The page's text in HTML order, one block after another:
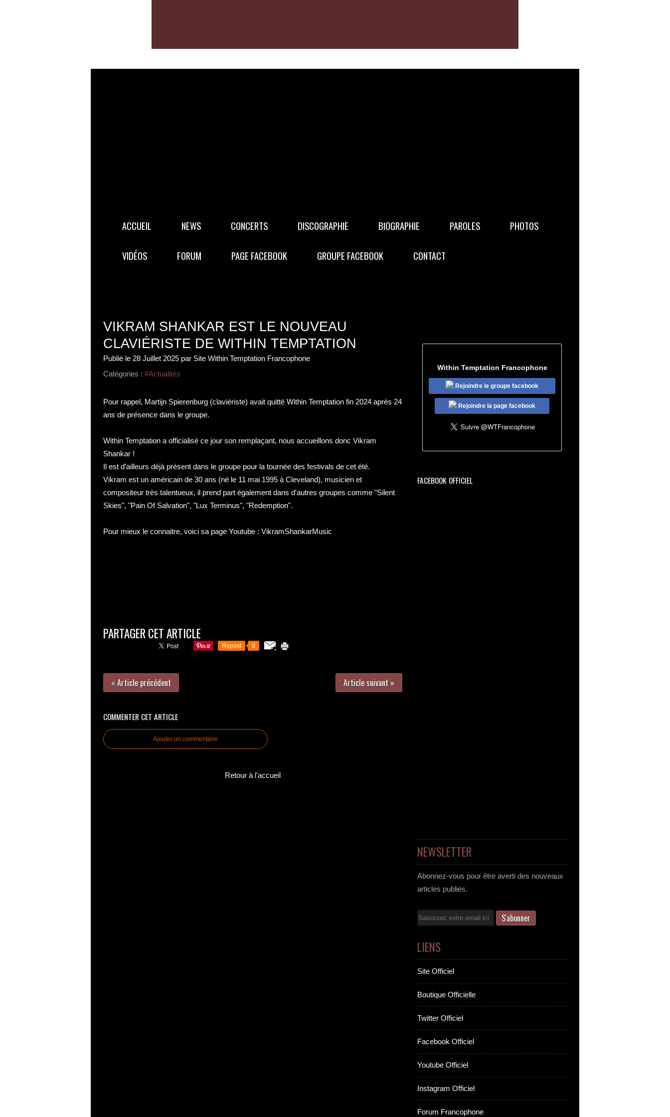
ACCUEIL NEWS CONCERTS DISCOGRAPHIE BIOGRAPHIE PAROLES PHOTOS
VIDÉOS FORUM PAGE FACEBOOK GROUPE FACEBOOK CONTACT
VIKRAM SHANKAR EST LE NOUVEAU
CLAVIÉRISTE DE WITHIN TEMPTATION
Publié le 28 Juillet 2025 par Site Within Temptation Francophone
Catégories : #Actualités
Pour rappel, Martijn Spierenburg (claviériste) avait quitté Within Temptation fin 2024 après 24
ans de présence dans le groupe.
Within Temptation a officialisé ce jour son remplaçant, nous accueillons donc Vikram
Shankar !
Il est d'ailleurs déjà présent dans le groupe pour la tournée des festivals de cet été.
Vikram est un américain de 30 ans (né le 11 mai 1995 à Cleveland), musicien et
compositeur très talentueux, il prend part également dans d'autres groupes comme "Silent
Skies", "Pain Of Salvation", "Lux Terminus", "Redemption".
Pour mieux le connaitre, voici sa page Youtube : VikramShankarMusic
PARTAGER CET ARTICLE
Repost 0
« Article précédent Article suivant »
COMMENTER CET ARTICLE
Ajouter un commentaire
Retour à l'accueil
Within Temptation Francophone
Rejoindre le groupe facebook
Rejoindre la page facebook
FACEBOOK OFFICIEL
NEWSLETTER
Abonnez-vous pour être averti des nouveaux
articles publiés.
Email
LIENS
Site Officiel
Boutique Officielle
Twitter Officiel
Facebook Officiel
Youtube Officiel
Instagram Officiel
Forum Francophone